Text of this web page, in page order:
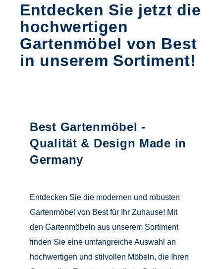
Entdecken Sie jetzt die
hochwertigen
Gartenmöbel von Best
in unserem Sortiment!
Best Gartenmöbel -
Qualität & Design Made in
Germany
Entdecken Sie die modernen und robusten
Gartenmöbel von Best für Ihr Zuhause! Mit
den Gartenmöbeln aus unserem Sortiment
finden Sie eine umfangreiche Auswahl an
hochwertigen und stilvollen Möbeln, die Ihren